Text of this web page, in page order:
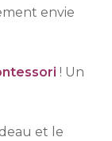
envie
! Un
et le